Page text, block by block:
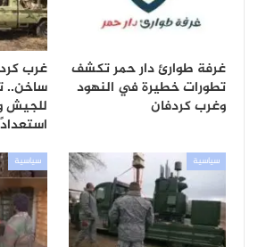
غرفة طوارئ دار حمر تكشف
تطورات خطيرة في النهود
وغرب كردفان
غرب
ساخن..
للجيش
سياسية سياسية